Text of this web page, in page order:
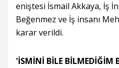
eniştesi İsmail Akkaya, İş
Beğenmez ve İş insanı
karar verildi.
'İSMİNİ BİLE BİLMEDİĞİM